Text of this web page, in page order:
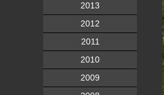
2013
2012
2011
2010
2009